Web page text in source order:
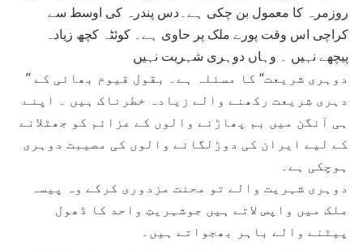
روزمرہ کا معمول بن چکی ہے۔دس پندرہ کی اوسط سے
کراچی اس وقت پورے ملک پر حاوی ہے۔ کوئٹہ کچھ زیادہ
پیچھے نہیں ۔ وہاں دوہری شہریت نہیں
’’ دوہری شریعت‘‘ کا مسئلہ ہے۔ بقول قیوم بھائی کے
دہری شریعت رکھنے والے زیادہ خطرناک ہیں ۔ اپنے
ہی آنگن میں بم پھاڑنے والوں کے عزائم کو جھٹلانے
کے لیے ایران کی دوڑلگانے والوں کی مصیبت دوہری
ہوچکی ہے۔
دوہری شہریت والے تو محنت مزدوری کرکے وہ پیسہ
ملک میں واپس لاتے ہیں جوشہریتِ واحد کا ڈھول
پیٹنے والے باہر بھجواتے ہیں۔